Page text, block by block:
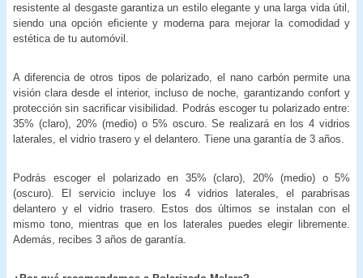
resistente al desgaste garantiza un estilo elegante y una larga vida útil,
siendo una opción eficiente y moderna para mejorar la comodidad y
estética de tu automóvil.
A diferencia de otros tipos de polarizado, el nano carbón permite una
visión clara desde el interior, incluso de noche, garantizando confort y
protección sin sacrificar visibilidad. Podrás escoger tu polarizado entre:
35% (claro), 20% (medio) o 5% oscuro. Se realizará en los 4 vidrios
laterales, el vidrio trasero y el delantero. Tiene una garantía de 3 años.
Podrás escoger el polarizado en 35% (claro), 20% (medio) o 5%
(oscuro). El servicio incluye los 4 vidrios laterales, el parabrisas
delantero y el vidrio trasero. Estos dos últimos se instalan con el
mismo tono, mientras que en los laterales puedes elegir libremente.
Además, recibes 3 años de garantía.